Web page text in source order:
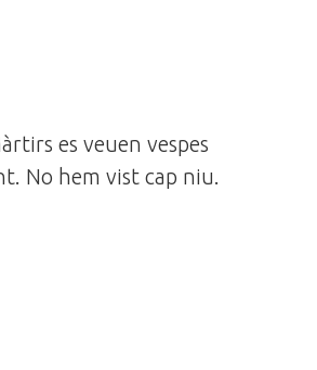
es veuen vespes
No hem vist cap niu.